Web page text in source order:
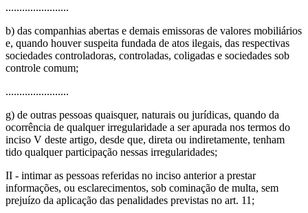
.......................
b) das companhias abertas e demais emissoras de valores mobiliários
e, quando houver suspeita fundada de atos ilegais, das respectivas
sociedades controladoras, controladas, coligadas e sociedades sob
controle comum;
.......................
g) de outras pessoas quaisquer, naturais ou jurídicas, quando da
ocorrência de qualquer irregularidade a ser apurada nos termos do
inciso V deste artigo, desde que, direta ou indiretamente, tenham
tido qualquer participação nessas irregularidades;
II - intimar as pessoas referidas no inciso anterior a prestar
informações, ou esclarecimentos, sob cominação de multa, sem
prejuízo da aplicação das penalidades previstas no art. 11;